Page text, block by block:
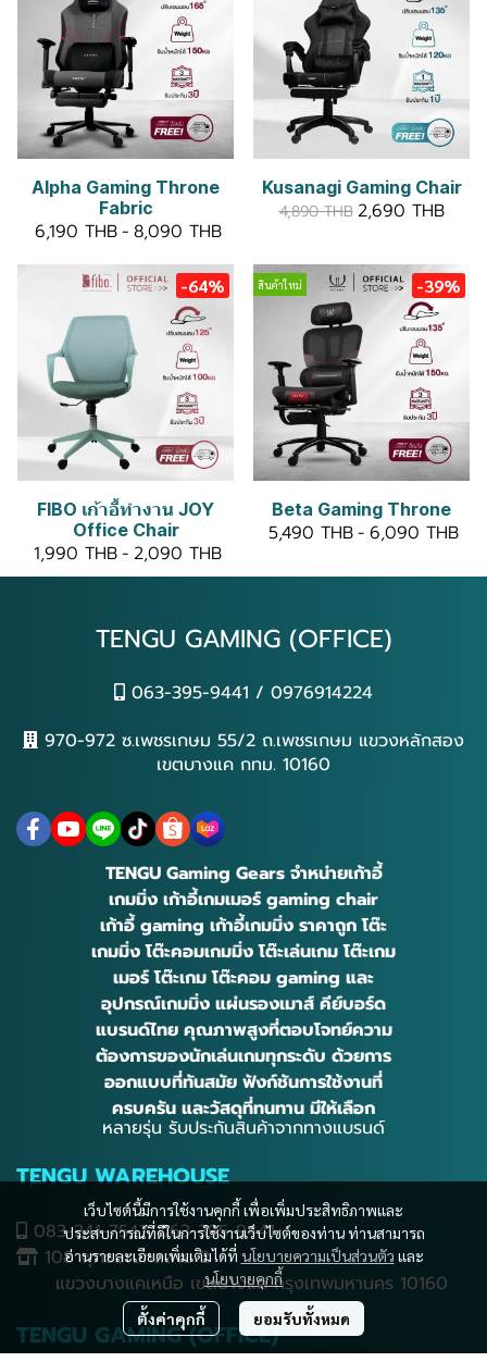
Alpha Gaming Throne
Fabric
6,190 THB- 8,090 THB
Kusanagi Gaming Chair
4,890 THB 2,690 THB
-64%
FIBO เก้าอี้ทำงาน JOY
Office Chair
1,990 THB- 2,090 THB
สินค้าใหม่ -39%
Beta Gaming Throne
5,490 THB- 6,090 THB
เว็บไซต์นี้มีการใช้งานคุกกี้ เพื่อเพิ่มประสิทธิภาพและ
ประสบการณ์ที่ดีในการใช้งานเว็บไซต์ของท่าน ท่านสามารถ
อ่านรายละเอียดเพิ่มเติมได้ที่ นโยบายความเป็นส่วนตัว และ
นโยบายคุกกี้
ตั้งค่าคุกกี้ ยอมรับทั้งหมด
TENGU GAMING (OFFICE)
063-395-9441 / 0976914224
970-972 ซ.เพชรเกษม 55/2 ถ.เพชรเกษม แขวงหลักสอง
เขตบางแค กทม. 10160
TENGU Gaming Gears จำหน่ายเก้าอี้
เกมมิ่ง เก้าอี้เกมเมอร์ gaming chair
เก้าอี้ gaming เก้าอี้เกมมิ่ง ราคาถูก โต๊ะ
เกมมิ่ง โต๊ะคอมเกมมิ่ง โต๊ะเล่นเกม โต๊ะเกม
เมอร์ โต๊ะเกม โต๊ะคอม gaming และ
อุปกรณ์เกมมิ่ง แผ่นรองเมาส์ คีย์บอร์ด
แบรนด์ไทย คุณภาพสูงที่ตอบโจทย์ความ
ต้องการของนักเล่นเกมทุกระดับ ด้วยการ
ออกแบบที่ทันสมัย ฟังก์ชันการใช้งานที่
ครบครัน และวัสดุที่ทนทาน มีให้เลือก
หลายรุ่น รับประกันสินค้าจากทางแบรนด์
TENGU WAREHOUSE
083-241-7547/063-395-9441
108 พุทธมณฑลสาย 2
แขวงบางแคเหนือ เขตบางแค กรุงเทพมหานคร 10160
TENGU GAMING (OFFICE)